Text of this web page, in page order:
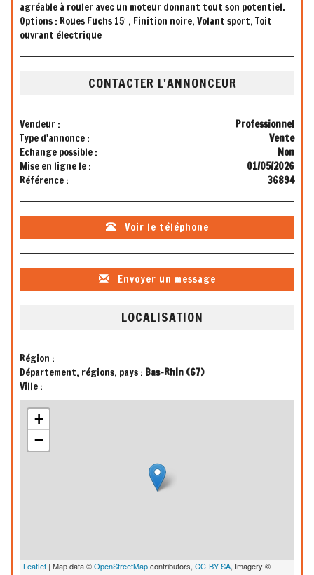
agréable à rouler avec un moteur donnant tout son potentiel.
Options : Roues Fuchs 15′ , Finition noire, Volant sport, Toit
ouvrant électrique
CONTACTER L'ANNONCEUR
Vendeur :
Professionnel
Type d'annonce :
Vente
Echange possible :
Non
Mise en ligne le :
01/05/2026
Référence :
36894
Voir le téléphone
Envoyer un message
LOCALISATION
Région :
Département, régions, pays : Bas-Rhin (67)
Ville :
+
−
Leaflet | Map data ©OpenStreetMapcontributors, CC-BY-SA, Imagery ©